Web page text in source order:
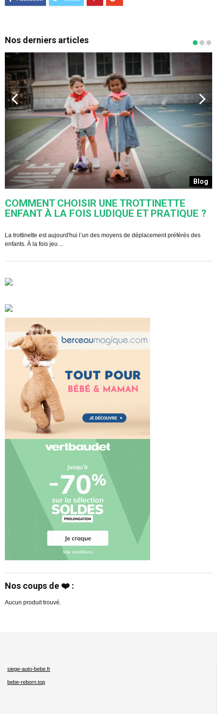
Nos derniers articles
Blog
COMMENT CHOISIR UNE TROTTINETTE
ENFANT À LA FOIS LUDIQUE ET PRATIQUE ?
La trottinette est aujourd'hui l’un des moyens de déplacement préférés des
enfants. À la fois jeu ...
Nos coups de ❤️ :
Aucun produit trouvé.
siege-auto-bebe.fr
bebe-reborn.top